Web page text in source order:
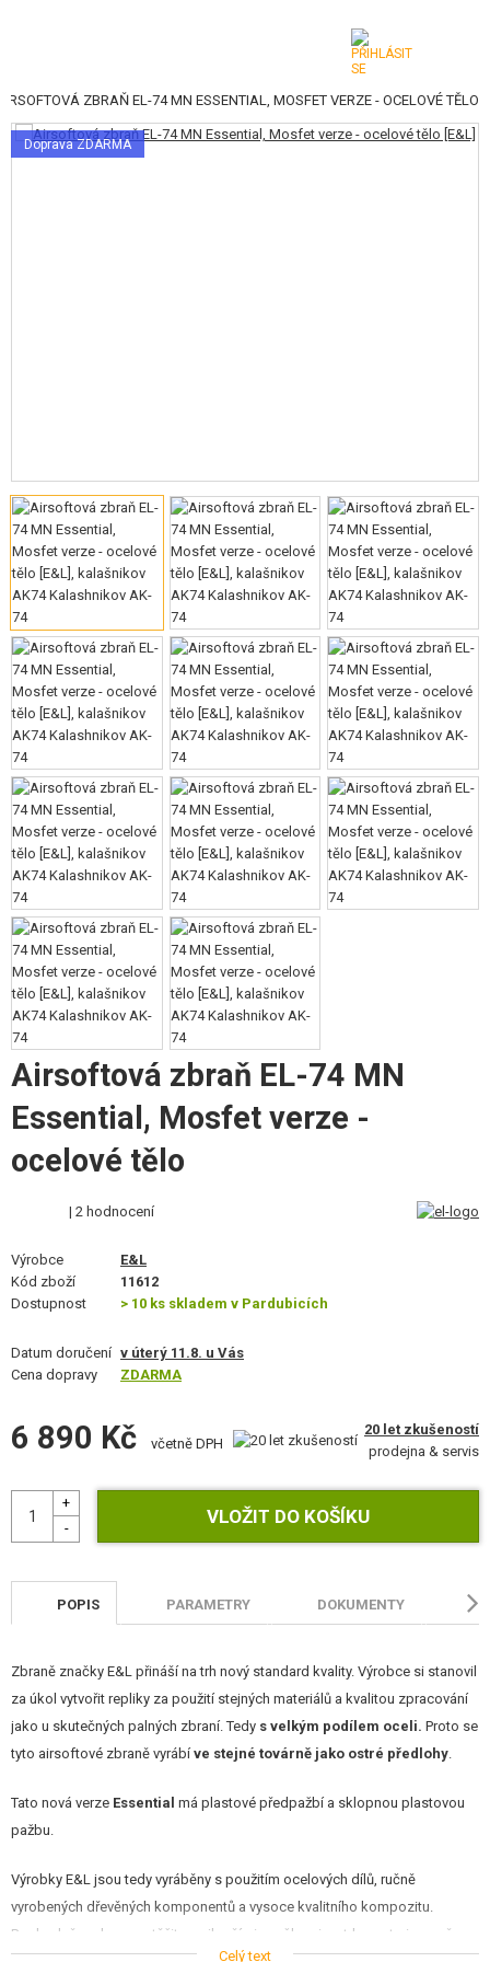
KATEGORIE
AIRSOFTOVÉ ZBRANĚ
VÝSTROJ, UNIFORMY, POUZDRA
MASKOVÁNÍ, BARVY, PÁSKY
VYSÍLAČKY, HEADSETY, KAMERY
DOPLŇKY KE ZBRANÍM, POPRUHY
NÁHRADNÍ DÍLY, UPGRADE
SERVIS A ÚDRŽBA ZBRANÍ
SEBEOBRANA, VÝCVIK, NOŽE
TERČE, STŘELNICE
OUTDOOR A BUSHCRAFT
JÍDLO
STAVEBNICE, MODELY
REKLAMNÍ PŘEDMĚTY
NOVINKY
SLEVY, AKCE
KONTAKT
ZBRAŇ EL-74 MN ESSENTIAL, MOSFET VERZE - OCELOVÉ TĚLO
Doprava ZDARMA
Airsoftová zbraň EL-74 MN
Essential, Mosfet verze -
ocelové tělo
| 2 hodnocení
Výrobce
E&L
Kód zboží
11612
Dostupnost
> 10 ks skladem v Pardubicích
Datum doručení v úterý 11.8. u Vás
Cena dopravy
ZDARMA
6 890 Kč včetně DPH
20 let zkušeností
prodejna & servis
POPIS PARAMETRY DOKUMENTY
Zbraně značky E&L přináší na trh nový standard kvality. Výrobce si stanovil
za úkol vytvořit repliky za použití stejných materiálů a kvalitou zpracování
jako u skutečných palných zbraní. Tedy s velkým podílem oceli. Proto se
tyto airsoftové zbraně vyrábí ve stejné továrně jako ostré předlohy
Tato nová verze Essential má plastové předpažbí a sklopnou plastovou
pažbu.
Výrobky E&L jsou tedy vyráběny s použitím ocelových dílů, ručně
vyrobených dřevěných komponentů a vysoce kvalitního kompozitu.
Rozhodně mohou soutěžit s nejlepšími značkami na trhu - a to i v ceně.
Celý text